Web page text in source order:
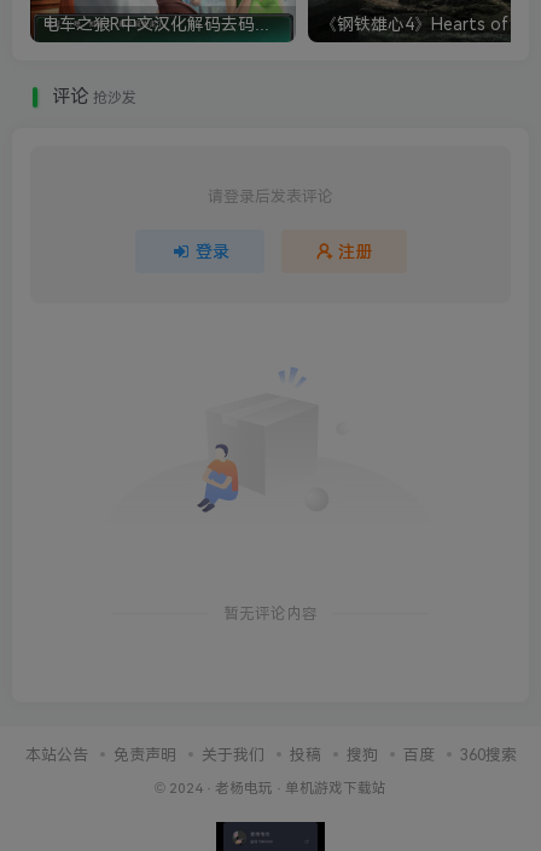
评论 抢沙发
请登录后发表评论
登录 注册
暂无评论内容
本站公告 免责声明 关于我们 投稿 搜狗 百度 360搜索
© 2024 · 老杨电玩 · 单机游戏下载站